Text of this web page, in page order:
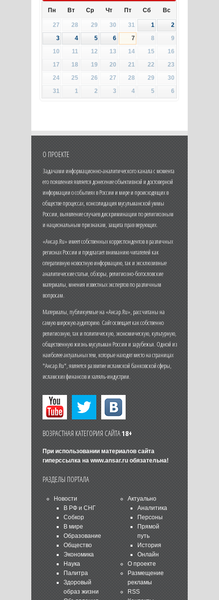
Пн Вт Ср Чт Пт Сб Вс
27 28 29 30 31 1
2
3
4 5 6 7 8
9
10
11 12 13 14 15
16
17
18 19 20 21 22
23
24
25 26 27 28 29
30
31
1 2 3 4 5 6
О ПРОЕКТЕ
Задачами информационно-аналитического канала с момента
его появления является донесение объективной и достоверной
информации о событиях в России и мире и происходящих в
обществе процессах, консолидация мусульманской уммы
России, выявление случаев дискриминации по религиозным
и национальным признакам, защита прав верующих.
«Ансар.Ru» имеет собственных корреспондентов в различных
регионах России и предлагает вниманию читателей как
оперативную новостную информацию, так и эксклюзивные
аналитические статьи, обзоры, религиозно-богословские
материалы, мнения известных экспертов по различным
вопросам.
Материалы, публикуемые на «Ансар.Ru», рассчитаны на
самую широкую аудиторию. Сайт освещает как собственно
религиозную, так и политическую, экономическую, культурную,
общественную жизнь мусульман России и зарубежья. Одной из
наиболее актуальных тем, которые находят место на страницах
"Ансар.Ru", является развитие исламской банковской сферы,
исламских финансов и халяль-индустрии.
ВОЗРАСТНАЯ КАТЕГОРИЯ САЙТА18+
При использовании материалов сайта
гиперссылка на www.ansar.ruобязательна!
РАЗДЕЛЫ ПОРТАЛА
Новости
В РФ и СНГ
Собкор
В мире
Образование
Общество
Экономика
Наука
Палитра
Здоровый
образ жизни
Актуально
Аналитика
Персоны
Прямой
путь
История
Онлайн
О проекте
Размещение
рекламы
RSS